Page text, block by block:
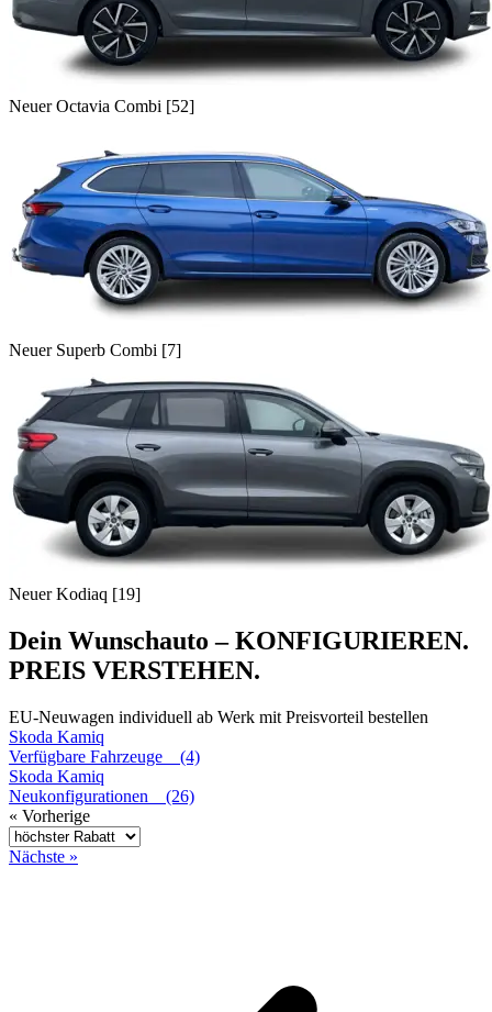
Neuer Octavia Combi [52]
Neuer Superb Combi [7]
Neuer Kodiaq [19]
Dein Wunschauto – KONFIGURIEREN.
PREIS VERSTEHEN.
EU-Neuwagen individuell ab Werk mit Preisvorteil bestellen
Skoda Kamiq
Verfügbare Fahrzeuge (4)
Skoda Kamiq
Neukonfigurationen (26)
« Vorherige
Nächste »